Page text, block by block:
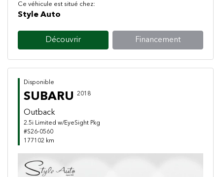
Ce véhicule est situé chez:
Style Auto
Découvrir Financement
Disponible
SUBARU 2018
Outback
2.5i Limited w/EyeSight Pkg
#S26-0560
177102 km